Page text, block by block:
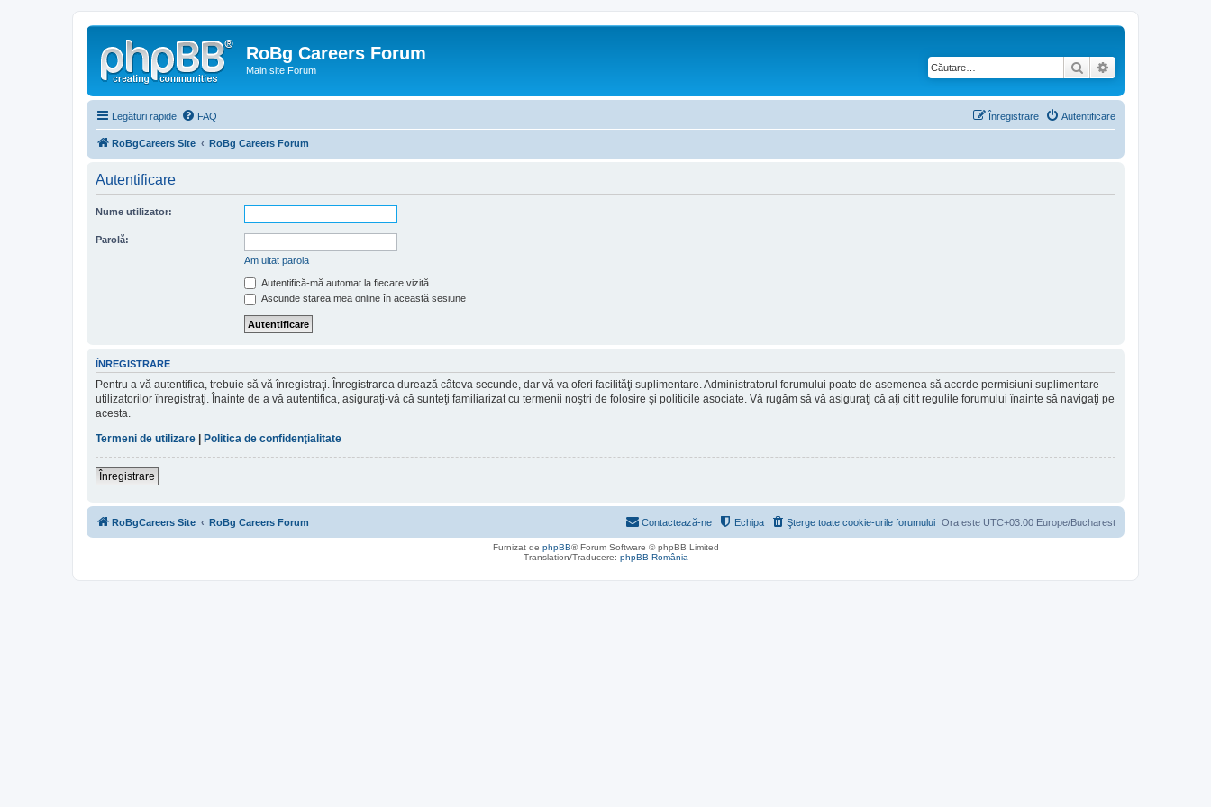
RoBg Careers Forum
Main site Forum Căutare
Legături rapide FAQ Autentificare
Înregistrare
RoBgCareers Site RoBg Careers Forum
Autentificare
Nume utilizator:
Parolă:
Am uitat parola
Autentifică-mă automat la fiecare vizită
Ascunde starea mea online în această sesiune
ÎNREGISTRARE
Pentru a vă autentifica, trebuie să vă înregistraţi. Înregistrarea durează câteva secunde, dar vă va oferi facilităţi suplimentare. Administratorul forumului poate de asemenea să acorde permisiuni suplimentare
utilizatorilor înregistraţi. Înainte de a vă autentifica, asiguraţi-vă că sunteţi familiarizat cu termenii noştri de folosire şi politicile asociate. Vă rugăm să vă asiguraţi că aţi citit regulile forumului înainte să navigaţi pe
acesta.
Termeni de utilizare
Politica de confidenţialitate
Înregistrare
RoBgCareers Site RoBg Careers Forum Ora este UTC+03:00 Europe/Bucharest
Şterge toate cookie-urile forumului
Echipa
Contactează-ne
Furnizat de phpBB® Forum Software © phpBB Limited
Translation/Traducere: phpBB România